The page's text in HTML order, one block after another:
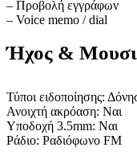
– Προβολή εγγράφων
– Voice memo / dial
Ήχος &
Τύποι ειδοποίησης:
Ανοιχτή ακρόαση: Ναι
Υποδοχή 3.5mm: Ναι
Ράδιο: Ραδιόφωνο FM